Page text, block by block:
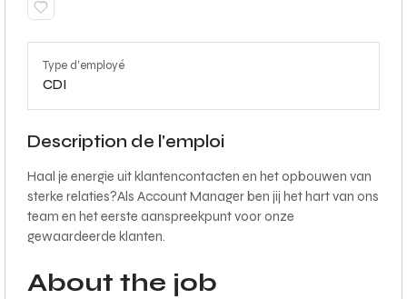
Type d'employé
CDI
Description de l'emploi
Haal je energie uit klantencontacten en het opbouwen van
sterke relaties?Als Account Manager ben jij het hart van ons
team en het eerste aanspreekpunt voor onze
gewaardeerde klanten.
About the job